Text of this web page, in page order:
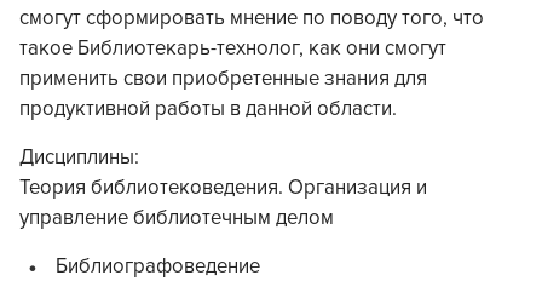
смогут сформировать мнение по поводу того, что
такое Библиотекарь-технолог, как они смогут
применить свои приобретенные знания для
продуктивной работы в данной области.
Дисциплины:
Теория библиотековедения. Организация и
управление библиотечным делом
Библиографоведение